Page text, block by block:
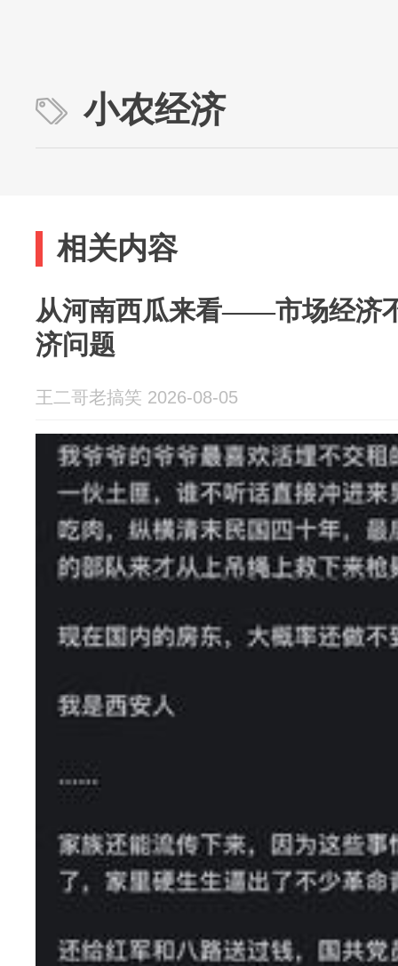
小农经济
相关内容
从河南西瓜来看——市场经济
济问题
王二哥老搞笑 2026-08-05